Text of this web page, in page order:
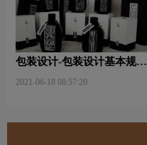
包装设计-包装设计基本规律
2021-06-18 08:57:20